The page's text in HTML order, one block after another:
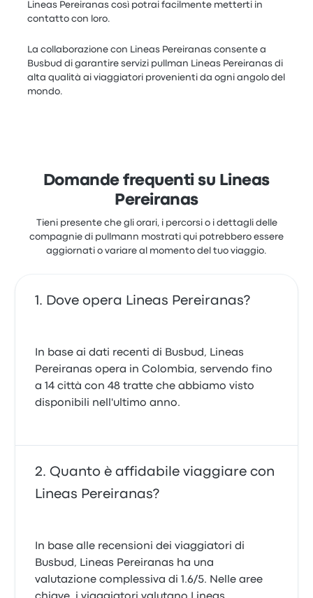
Lineas Pereiranas così potrai facilmente metterti in
contatto con loro.
La collaborazione con Lineas Pereiranas consente a
Busbud di garantire servizi pullman Lineas Pereiranas di
alta qualità ai viaggiatori provenienti da ogni angolo del
mondo.
Domande frequenti su Lineas
Pereiranas
Tieni presente che gli orari, i percorsi o i dettagli delle
compagnie di pullmann mostrati qui potrebbero essere
aggiornati o variare al momento del tuo viaggio.
Dove opera Lineas Pereiranas?
In base ai dati recenti di Busbud, Lineas
Pereiranas opera in Colombia, servendo fino
a 14 città con 48 tratte che abbiamo visto
disponibili nell'ultimo anno.
Quanto è affidabile viaggiare con
Lineas Pereiranas?
In base alle recensioni dei viaggiatori di
Busbud, Lineas Pereiranas ha una
valutazione complessiva di 1.6/5. Nelle aree